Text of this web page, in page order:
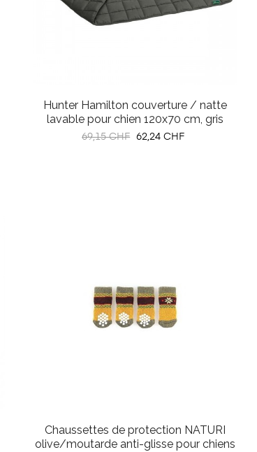
Hunter Hamilton couverture / natte
lavable pour chien 120x70 cm, gris
Prix
69,15 CHF Prix
62,24 CHF
Chaussettes de protection NATURI
olive/moutarde anti-glisse pour chiens